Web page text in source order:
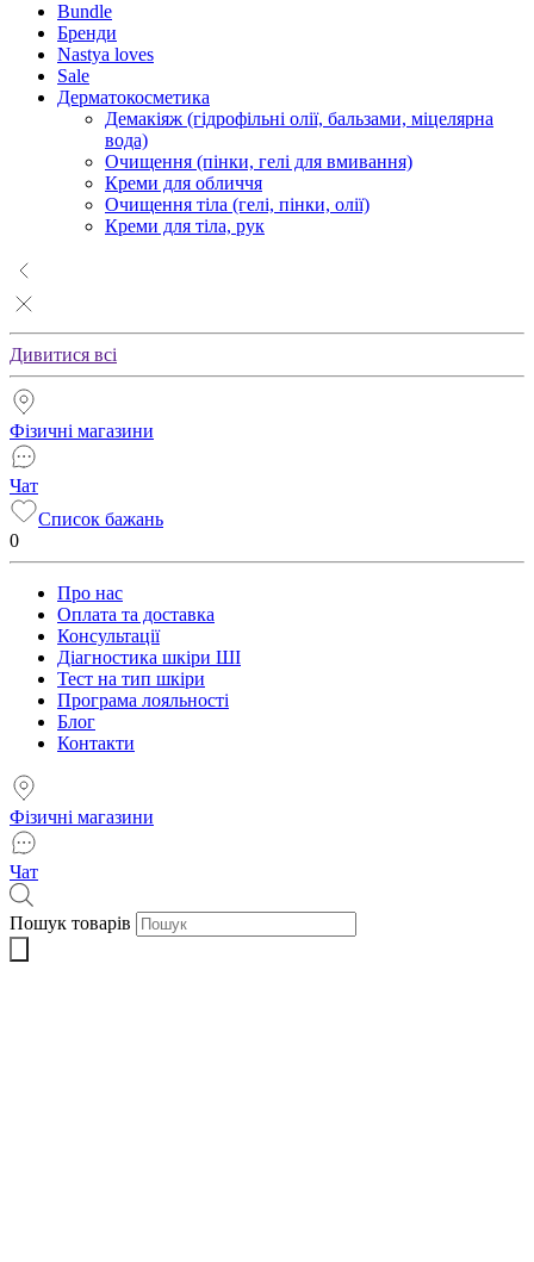
Bundle
Бренди
Nastya loves
Sale
Дерматокосметика
Демакіяж (гідрофільні олії, бальзами, міцелярна
вода)
Очищення (пінки, гелі для вмивання)
Креми для обличчя
Очищення тіла (гелі, пінки, олії)
Креми для тіла, рук
Дивитися всі
Фізичні магазини
Чат
Список бажань
0
Про нас
Оплата та доставка
Консультації
Діагностика шкіри ШІ
Тест на тип шкіри
Програма лояльності
Блог
Контакти
Фізичні магазини
Чат
Пошук товарів